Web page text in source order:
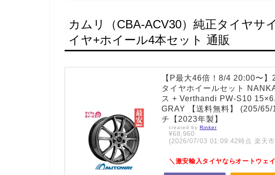
カムリ（CBA-ACV30）純正タイヤサ
イヤ+ホイール4本セット 通販
【P最大46倍！8/4 20:00〜
タイヤホイールセット
ス + Verthandi PW-S10
GRAY 【送料無料】 (205/
チ【2023年製】
created by Rinker
¥68,960
(2026/07/03 01:09:42時点 楽天
＼激安輸入タイヤならオートウェ